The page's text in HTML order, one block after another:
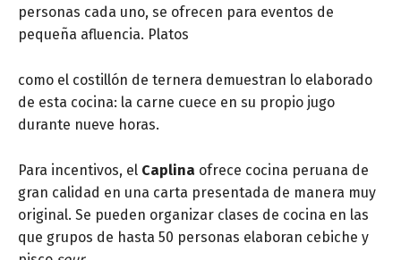
personas cada uno, se ofrecen para eventos de
pequeña afluencia. Platos
como el costillón de ternera demuestran lo elaborado
de esta cocina: la carne cuece en su propio jugo
durante nueve horas.
Para incentivos, el Caplina ofrece cocina peruana de
gran calidad en una carta presentada de manera muy
original. Se pueden organizar clases de cocina en las
que grupos de hasta 50 personas elaboran cebiche y